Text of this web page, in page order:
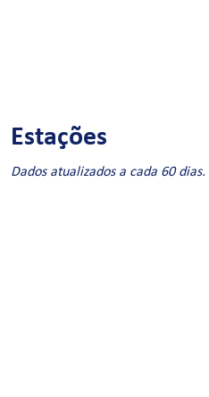
Estações
Dados atualizados a cada 60